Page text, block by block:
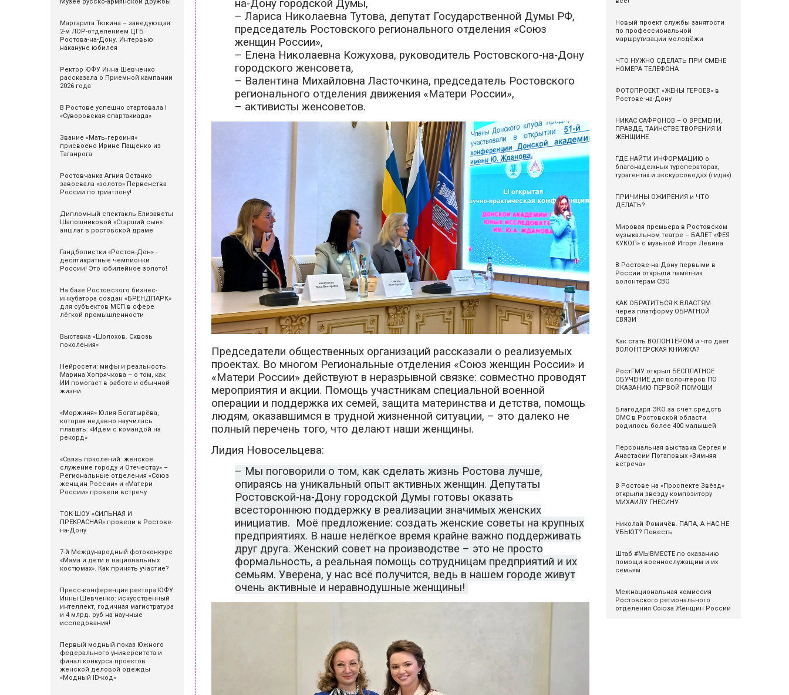
Маргарита Тюкина – заведующая
2-м ЛОР-отделением ЦГБ
Ростова-на-Дону. Интервью
накануне юбилея
Ректор ЮФУ Инна Шевченко
рассказала о Приемной кампании
2026 года
В Ростове успешно стартовала I
«Суворовская спартакиада»
Звание «Мать‑героиня»
присвоено Ирине Пащенко из
Таганрога
Ростовчанка Агния Останко
завоевала «золото» Первенства
России по триатлону!
Дипломный спектакль Елизаветы
Шапошниковой «Старший сын»:
аншлаг в ростовской драме
Гандболистки «Ростов-Дон» -
десятикратные чемпионки
России! Это юбилейное золото!
На базе Ростовского бизнес-
инкубатора создан «БРЕНДПАРК»
для субъектов МСП в сфере
лёгкой промышленности
Выставка «Шолохов. Сквозь
поколения»
Нейросети: мифы и реальность.
Марина Хопрячкова – о том, как
ИИ помогает в работе и обычной
жизни
«Моржиня» Юлия Богатырёва,
которая недавно научилась
плавать: «Идём с командой на
рекорд»
«Связь поколений: женское
служение городу и Отечеству» –
Региональные отделения «Союз
женщин России» и «Матери
России» провели встречу
ТОК-ШОУ «СИЛЬНАЯ И
ПРЕКРАСНАЯ» провели в Ростове-
на-Дону
7-й Международный фотоконкурс
«Мама и дети в национальных
костюмах». Как принять участие?
Пресс-конференция ректора ЮФУ
Инны Шевченко: искусственный
интеллект, годичная магистратура
и 4 млрд. руб на научные
исследования!
Первый модный показ Южного
федерального университета и
финал конкурса проектов
женской деловой одежды
«Модный ID-код»
на-Дону городской Думы,
– Лариса Николаевна Тутова, депутат Государственной Думы РФ,
председатель Ростовского регионального отделения «Союз
женщин России»,
– Елена Николаевна Кожухова, руководитель Ростовского-на-Дону
городского женсовета,
– Валентина Михайловна Ласточкина, председатель Ростовского
регионального отделения движения «Матери России»,
– активисты женсоветов.
Председатели общественных организаций рассказали о реализуемых
проектах. Во многом Региональные отделения «Союз женщин России» и
«Матери России» действуют в неразрывной связке: совместно проводят
мероприятия и акции. Помощь участникам специальной военной
операции и поддержка их семей, защита материнства и детства, помощь
людям, оказавшимся в трудной жизненной ситуации, – это далеко не
полный перечень того, что делают наши женщины.
Лидия Новосельцева:
– Мы поговорили о том, как сделать жизнь Ростова лучше,
опираясь на уникальный опыт активных женщин. Депутаты
Ростовской-на-Дону городской Думы готовы оказать
всестороннюю поддержку в реализации значимых женских
инициатив. Моё предложение: создать женские советы на крупных
предприятиях. В наше нелёгкое время крайне важно поддерживать
друг друга. Женский совет на производстве – это не просто
формальность, а реальная помощь сотрудницам предприятий и их
семьям. Уверена, у нас всё получится, ведь в нашем городе живут
очень активные и неравнодушные женщины!
Новый проект службы занятости
по профессиональной
маршрутизации молодёжи
ЧТО НУЖНО СДЕЛАТЬ ПРИ СМЕНЕ
НОМЕРА ТЕЛЕФОНА
ФОТОПРОЕКТ «ЖЁНЫ ГЕРОЕВ» в
Ростове-на-Дону
НИКАС САФРОНОВ – О ВРЕМЕНИ,
ПРАВДЕ, ТАИНСТВЕ ТВОРЕНИЯ И
ЖЕНЩИНЕ
ГДЕ НАЙТИ ИНФОРМАЦИЮ о
благонадежных туроператорах,
турагентах и экскурсоводах (гидах)
ПРИЧИНЫ ОЖИРЕНИЯ и ЧТО
ДЕЛАТЬ?
Мировая премьера в Ростовском
музыкальном театре – БАЛЕТ «ФЕЯ
КУКОЛ» с музыкой Игоря Левина
В Ростове-на-Дону первыми в
России открыли памятник
волонтерам СВО
КАК ОБРАТИТЬСЯ К ВЛАСТЯМ
через платформу ОБРАТНОЙ
СВЯЗИ
Как стать ВОЛОНТЁРОМ и что даёт
ВОЛОНТЁРСКАЯ КНИЖКА?
РостГМУ открыл БЕСПЛАТНОЕ
ОБУЧЕНИЕ для волонтёров ПО
ОКАЗАНИЮ ПЕРВОЙ ПОМОЩИ
Благодаря ЭКО за счёт средств
ОМС в Ростовской области
родилось более 400 малышей
Персональная выставка Сергея и
Анастасии Потаповых «Зимняя
встреча»
В Ростове на «Проспекте Звёзд»
открыли звезду композитору
МИХАИЛУ ГНЕСИНУ
Николай Фомичёв. ПАПА, А НАС НЕ
УБЬЮТ? Повесть
Штаб #МЫВМЕСТЕ по оказанию
помощи военнослужащим и их
семьям
Межнациональная комиссия
Ростовского регионального
отделения Союза Женщин России